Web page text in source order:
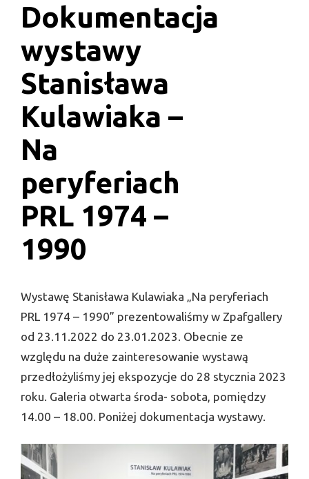
Dokumentacja
wystawy
Stanisława
Kulawiaka –
Na
peryferiach
PRL 1974 –
1990
Wystawę Stanisława Kulawiaka „Na peryferiach
PRL 1974 – 1990” prezentowaliśmy w Zpafgallery
od 23.11.2022 do 23.01.2023. Obecnie ze
względu na duże zainteresowanie wystawą
przedłożyliśmy jej ekspozycje do 28 stycznia 2023
roku. Galeria otwarta środa- sobota, pomiędzy
14.00 – 18.00. Poniżej dokumentacja wystawy.